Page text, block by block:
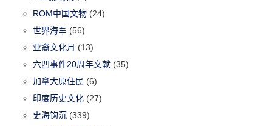
ROM中国文物 (24)
世界海军 (56)
亚裔文化月 (13)
六四事件20周年文献 (35)
加拿大原住民 (6)
印度历史文化 (27)
史海钩沉 (339)